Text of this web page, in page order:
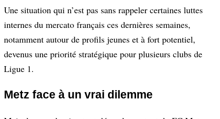
Une situation qui n’est pas sans rappeler certaines luttes
internes du mercato français ces dernières semaines,
notamment autour de profils jeunes et à fort potentiel,
devenus une priorité stratégique pour plusieurs clubs de
Ligue 1.
Metz face à un vrai dilemme